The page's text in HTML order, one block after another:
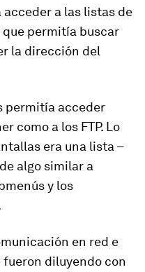
a las listas de
permitía buscar
la dirección del
permitía acceder
como a los FTP. Lo
era una lista –
algo similar a
y los
en red e
diluyendo con